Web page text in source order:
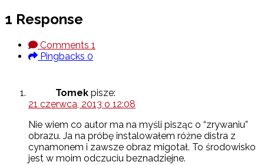
1 Response
Comments 1
Pingbacks 0
Tomek pisze:
21 czerwca, 2013 o 12:08
Nie wiem co autor ma na myśli pisząc o “zrywaniu”
obrazu. Ja na próbę instalowałem różne distra z
cynamonem i zawsze obraz migotał. To środowisko
jest w moim odczuciu beznadziejne.